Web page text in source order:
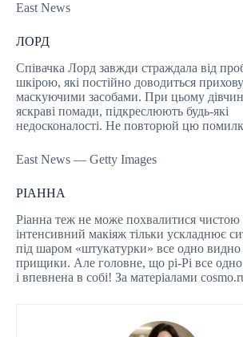
East News
ЛОРД
Співачка Лорд завжди страждала від
шкірою, які постійно доводиться
маскуючими засобами. При цьому
яскраві помади, підкреслюють будь-які
недосконалості. Не повторюй цю
East News — Getty Images
РІАННА
Ріанна теж не може похвалитися
інтенсивний макіяж тільки ускладнює
під шаром «штукатурки» все одно видно
прищики. Але головне, що рі-Рі все одно
і впевнена в собі! За матеріалами